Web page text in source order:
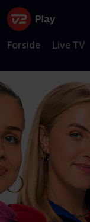
Forside Live TV